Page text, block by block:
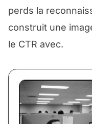
perds la
construit une
le CTR avec.